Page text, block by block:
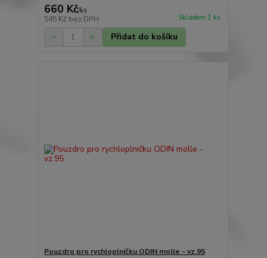
660 Kč/ks
545 Kč bez DPH Skladem 1 ks
Přidat do košíku
Pouzdro pro rychloplničku ODIN molle - vz.95